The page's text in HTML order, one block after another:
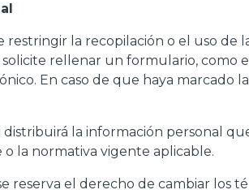
la recopilación o el uso de
solicite rellenar un formulario,
En caso de que haya
distribuirá la información personal
la normativa vigente aplicable.
se reserva el derecho de cambiar